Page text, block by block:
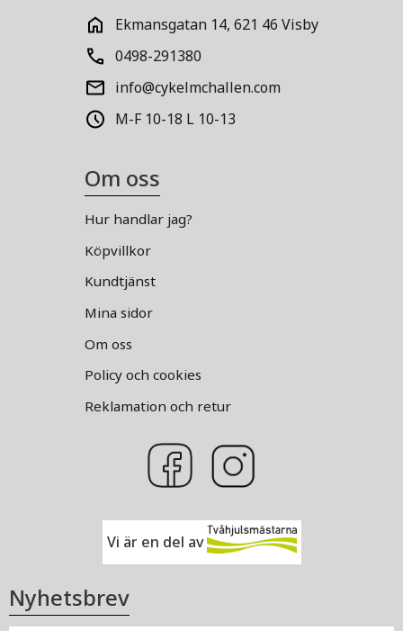
Ekmansgatan 14, 621 46 Visby
0498-291380
info@cykelmchallen.com
M-F 10-18 L 10-13
Om oss
Hur handlar jag?
Köpvillkor
Kundtjänst
Mina sidor
Om oss
Policy och cookies
Reklamation och retur
Vi är en del av
Nyhetsbrev